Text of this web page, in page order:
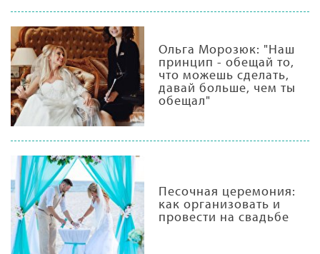
Ольга Морозюк: "Наш
принцип - обещай то,
что можешь сделать,
давай больше, чем ты
обещал"
Песочная церемония:
как организовать и
провести на свадьбе